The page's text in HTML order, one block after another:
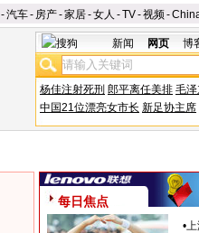
-汽车- 房产-家居-女人 -TV-视频-
新闻 网页 博
杨佳注射死刑 郎平离任美排 毛
中国21位漂亮女市长 新足协主席
每日焦点
•